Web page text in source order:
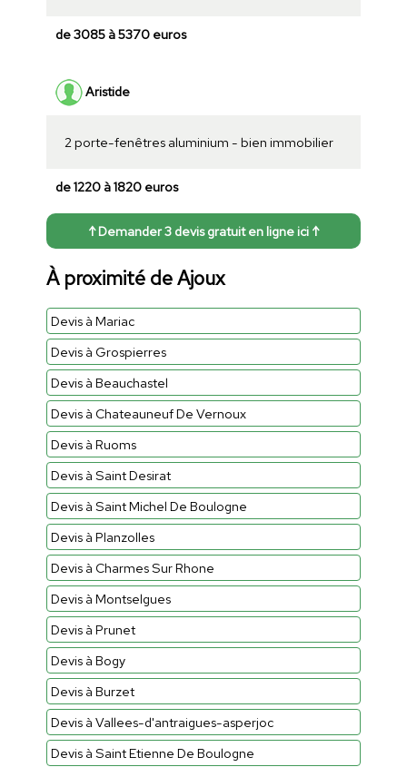
de 3085 à 5370 euros
Aristide
2 porte-fenêtres aluminium - bien immobilier
de 1220 à 1820 euros
↑ Demander 3 devis gratuit en ligne ici ↑
À proximité de Ajoux
Devis à Mariac
Devis à Grospierres
Devis à Beauchastel
Devis à Chateauneuf De Vernoux
Devis à Ruoms
Devis à Saint Desirat
Devis à Saint Michel De Boulogne
Devis à Planzolles
Devis à Charmes Sur Rhone
Devis à Montselgues
Devis à Prunet
Devis à Bogy
Devis à Burzet
Devis à Vallees-d'antraigues-asperjoc
Devis à Saint Etienne De Boulogne